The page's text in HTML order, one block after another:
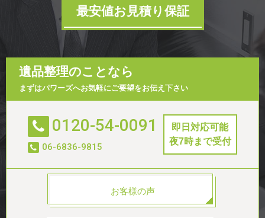
最安値お見積り保証
遺品整理のことなら
まずはパワーズへお気軽にご要望をお伝え下さい
0120-54-0091
06-6836-9815
即日対応可能
夜7時まで受付
お客様の声